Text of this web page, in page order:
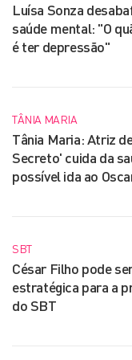
Luísa Sonza
saúde mental: "O
é ter depressão"
TÂNIA MARIA
Tânia Maria: Atriz
Secreto' cuida da
possível ida ao
SBT
César Filho pode
estratégica para a
do SBT